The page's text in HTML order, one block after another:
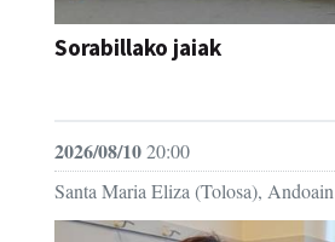
Sorabillako jaiak
2026/08/1020:00
Santa Maria Eliza (Tolosa), Andoain